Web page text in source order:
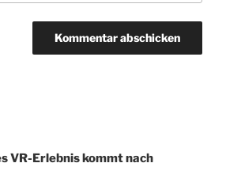
VR-Erlebnis kommt nach